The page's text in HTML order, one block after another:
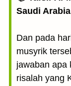
Saudi Arabia
Dan pada
musyrik
jawaban apa
risalah yang